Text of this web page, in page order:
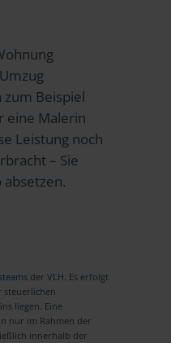
Beispiel
eine Malerin
Leistung noch
– Sie
absetzen.
der VLH. Es erfolgt
steuerlichen
liegen. Eine
nur im Rahmen der
innerhalb der